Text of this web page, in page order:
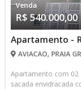
Venda
R$ 540.000,00
Apartamento -
AVIACAO, PRAIA
Apartamento com 02
sacada envidracada